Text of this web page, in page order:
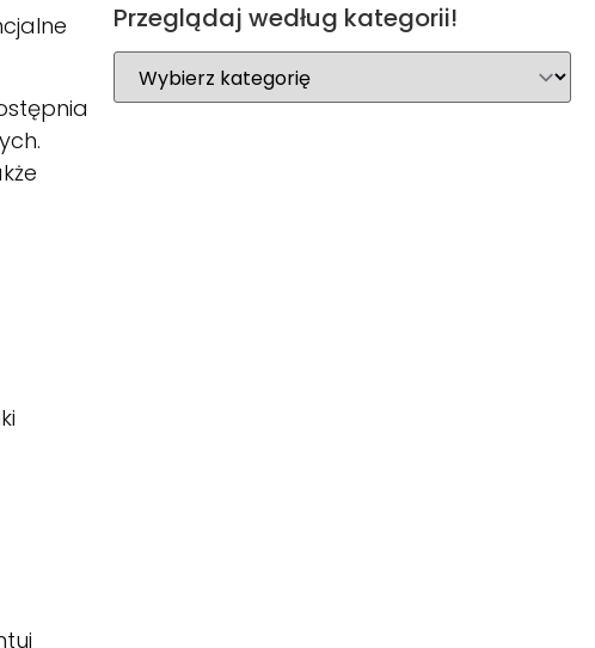
Przeglądaj według kategorii!